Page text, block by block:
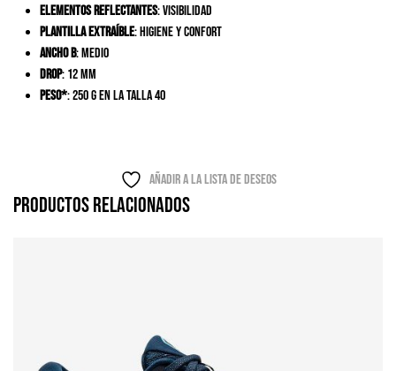
Elementos reflectantes: visibilidad
Plantilla extraíble: higiene y confort
Ancho B: medio
Drop: 12 mm
Peso*: 250 g en la talla 40
Añadir a la lista de deseos
Productos relacionados